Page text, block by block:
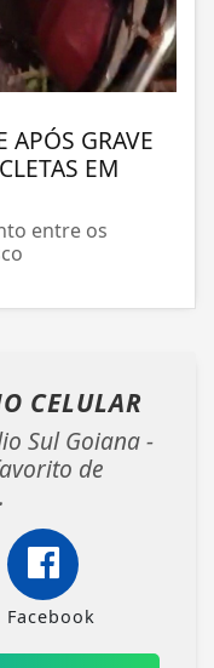
APÓS GRAVE
EM
entre os
CELULAR
Sul Goiana -
de
Facebook